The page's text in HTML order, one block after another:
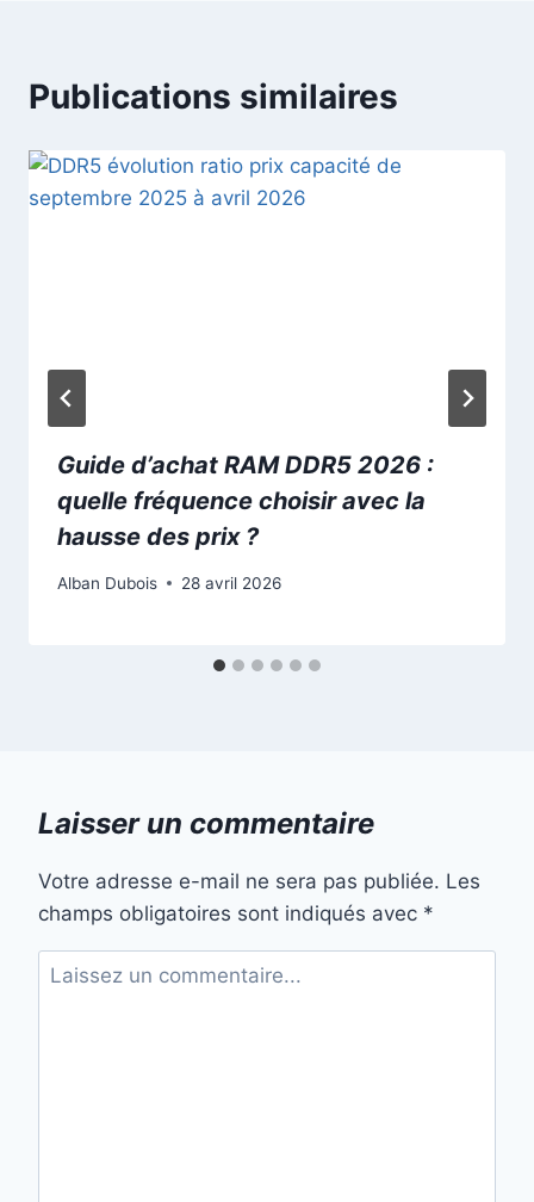
Publications similaires
Guide d’achat RAM DDR5 2026 :
quelle fréquence choisir avec la
hausse des prix ?
Alban Dubois 28 avril 2026
Laisser un commentaire
Votre adresse e-mail ne sera pas publiée. Les
champs obligatoires sont indiqués avec *